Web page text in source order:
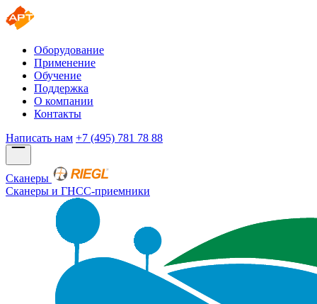
Оборудование
Применение
Обучение
Поддержка
О компании
Контакты
Написать нам +7 (495) 781 78 88
Сканеры
Сканеры и ГНСС-приемники